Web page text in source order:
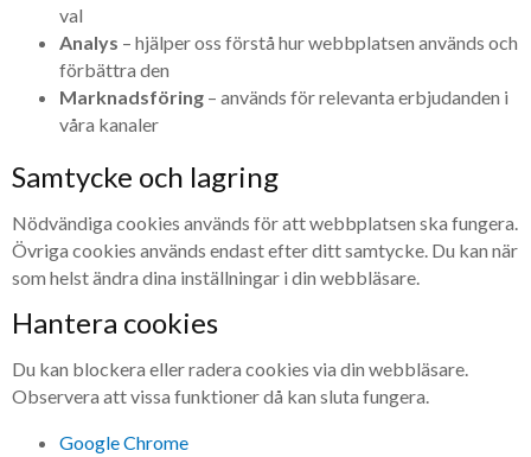
val
Analys – hjälper oss förstå hur webbplatsen används och
förbättra den
Marknadsföring – används för relevanta erbjudanden i
våra kanaler
Samtycke och lagring
Nödvändiga cookies används för att webbplatsen ska fungera.
Övriga cookies används endast efter ditt samtycke. Du kan när
som helst ändra dina inställningar i din webbläsare.
Hantera cookies
Du kan blockera eller radera cookies via din webbläsare.
Observera att vissa funktioner då kan sluta fungera.
Google Chrome